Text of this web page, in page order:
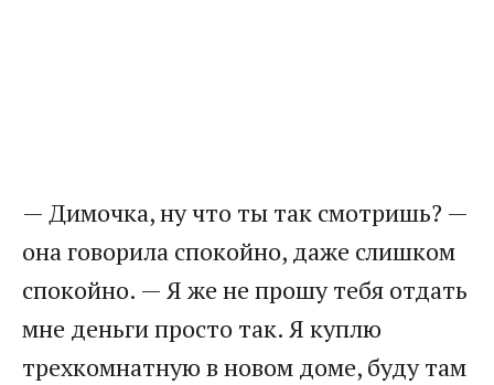
— Димочка, ну что ты так смотришь? —
она говорила спокойно, даже слишком
спокойно. — Я же не прошу тебя отдать
мне деньги просто так. Я куплю
трехкомнатную в новом доме, буду там